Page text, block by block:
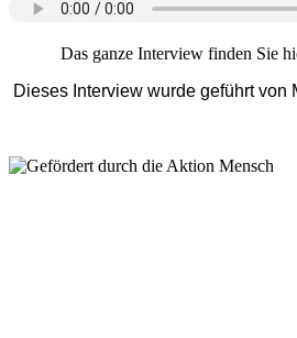
Das ganze Interview finden Sie
Dieses Interview wurde geführt von